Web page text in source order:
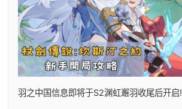
羽之中国信息即将于S2渊虹邂羽收尾后开启!